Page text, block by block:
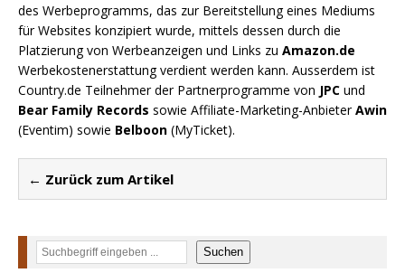
des Werbeprogramms, das zur Bereitstellung eines Mediums
für Websites konzipiert wurde, mittels dessen durch die
Platzierung von Werbeanzeigen und Links zu Amazon.de
Werbekostenerstattung verdient werden kann. Ausserdem ist
Country.de Teilnehmer der Partnerprogramme von JPC und
Bear Family Records sowie Affiliate-Marketing-AnbieterAwin
(Eventim) sowie Belboon (MyTicket).
← Zurück zum Artikel
Suchen Suchen